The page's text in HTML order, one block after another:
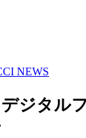
NEWS
ジタル